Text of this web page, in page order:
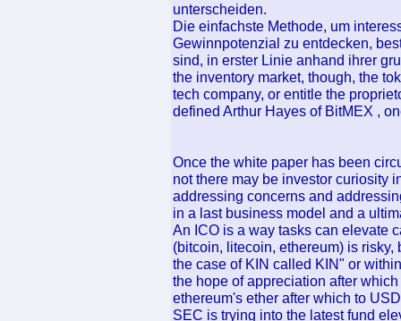
unterscheiden.
Die einfachste Methode, um
Gewinnpotenzial zu entdecken,
sind, in erster Linie anhand ihrer
the inventory market, though, the
tech company, or entitle the
defined Arthur Hayes of BitMEX ,
Once the white paper has been
not there may be investor curiosity
addressing concerns and
in a last business model and a
An ICO is a way tasks can elevate
(bitcoin, litecoin, ethereum) is
the case of KIN called KIN" or
the hope of appreciation after
ethereum's ether after which to
SEC is trying into the latest fund